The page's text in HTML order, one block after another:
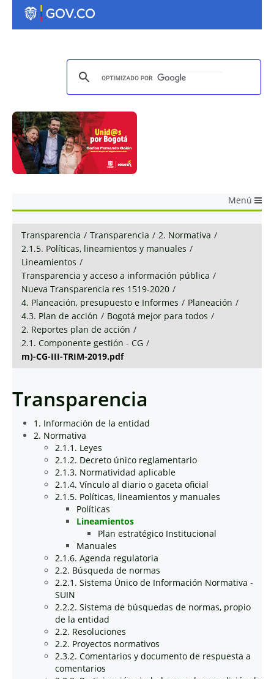
Menú
Transparencia / Transparencia / 2. Normativa /
2.1.5. Políticas, lineamientos y manuales /
Lineamientos /
Transparencia y acceso a información pública /
Nueva Transparencia res 1519-2020 /
4. Planeación, presupuesto e Informes / Planeación /
4.3. Plan de acción / Bogotá mejor para todos /
2. Reportes plan de acción /
2.1. Componente gestión - CG /
m)-CG-III-TRIM-2019.pdf
Transparencia
1. Información de la entidad
2. Normativa
2.1.1. Leyes
2.1.2. Decreto único reglamentario
2.1.3. Normatividad aplicable
2.1.4. Vínculo al diario o gaceta oficial
2.1.5. Políticas, lineamientos y manuales
Políticas
Lineamientos
Plan estratégico Institucional
Manuales
2.1.6. Agenda regulatoria
2.2. Búsqueda de normas
2.2.1. Sistema Único de Información Normativa -
SUIN
2.2.2. Sistema de búsquedas de normas, propio
de la entidad
2.2. Resoluciones
2.2. Proyectos normativos
2.3.2. Comentarios y documento de respuesta a
comentarios